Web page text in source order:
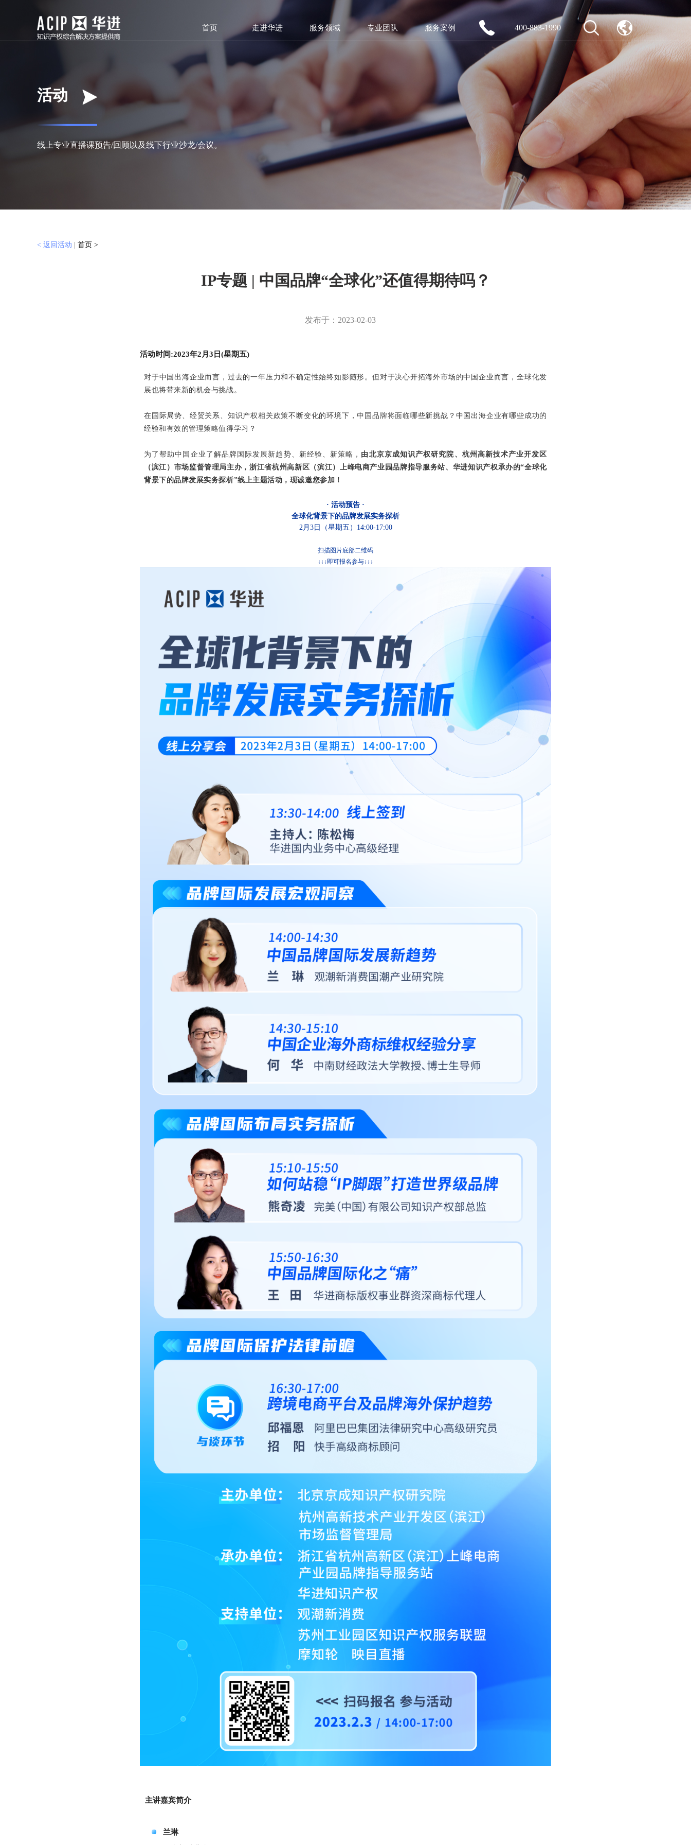
首页 走进华进 服务领域 专业团队 服务案例 400-883-1990
活动
线上专业直播课预告/回顾以及线下行业沙龙/会议。
< 返回活动 首页 >
IP专题 | 中国品牌“全球化”还值得期待吗？
发布于： 2023-02-03
活动时间:2023年2月3日(星期五)
对于中国出海企业而言，过去的一年压力和不确定性始终如影随形。但对于决心开拓海外市场的中国企业而言，全球化发
展也将带来新的机会与挑战。
在国际局势、经贸关系、知识产权相关政策不断变化的环境下，中国品牌将面临哪些新挑战？中国出海企业有哪些成功的
经验和有效的管理策略值得学习？
为了帮助中国企业了解品牌国际发展新趋势、新经验、新策略， 由北京京成知识产权研究院、杭州高新技术产业开发区
（滨江）市场监督管理局主办，浙江省杭州高新区（滨江）上峰电商产业园品牌指导服务站、华进知识产权承办的“全球化
背景下的品牌发展实务探析”线上主题活动，现诚邀您参加！
· 活动预告 ·
全球化背景下的品牌发展实务探析
2月3日（星期五）14:00-17:00
扫描图片底部二维码
↓↓↓即可报名参与↓↓↓
主讲嘉宾简介
兰琳